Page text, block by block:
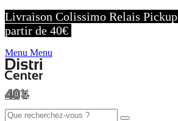
Livraison Colissimo Relais Pickup
partir de 40€
Menu Menu